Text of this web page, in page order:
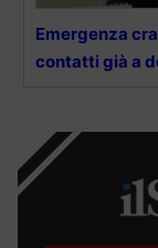
Emergenza
contatti già a